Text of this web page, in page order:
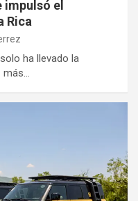
impulsó el
Rica
ha llevado la